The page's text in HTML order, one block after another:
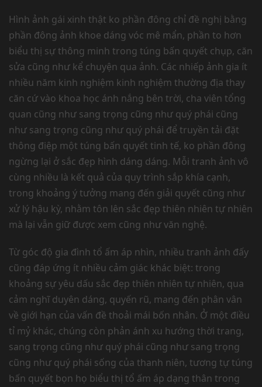
Hình ảnh gái xinh thật ko phần đông chỉ đề nghị bằng
phần đông ảnh khoe dáng vóc mê mẩn, phần to hơn
biểu thị sự thông minh trong túng bấn quyết chụp, căn
sửa cũng như kể chuyện qua ảnh. Các nhiếp ảnh gia ít
nhiều năm kinh nghiệm kinh nghiệm thường địa thay
căn cứ vào khoa học ánh nắng bên trời, cha viên tổng
quan cũng như sang trọng cũng như quý phái cũng
như sang trọng cũng như quý phái để truyền tải đặt
thông điệp một túng bấn quyết tinh tế, ko phần đông
ngừng lại ở sắc đẹp hình dáng dáng. Mỗi tranh ảnh vô
cùng nhiều là kết quả của quy trình sắp khía cạnh,
trong khoảng ý tưởng mang đến giải quyết cũng như
xử lý hậu kỳ, nhằm tôn lên sắc đẹp thiên nhiên tự nhiên
mà lại vẫn giữ được xem cũng như văn nghệ.
Từ góc độ gia đình tổ ấm áp nhìn, nhiều tranh ảnh đấy
cũng đáp ứng ít nhiều cảm giác khác biệt: trong
khoảng sự yêu dấu sắc đẹp thiên nhiên tự nhiên, qua
cảm nghĩ duyên dáng, quyến rũ, mang đến phân vân
về giới hạn của vấn đề thoải mái bốn nhân. Ở một điều
tỉ mỷ khác, chúng còn phản ánh xu hướng thời trang,
sang trọng cũng như quý phái cũng như sang trọng
cũng như quý phái sống của thanh niên, tương tự túng
bấn quyết bọn họ biểu thị tổ ấm áp dạng thân trong